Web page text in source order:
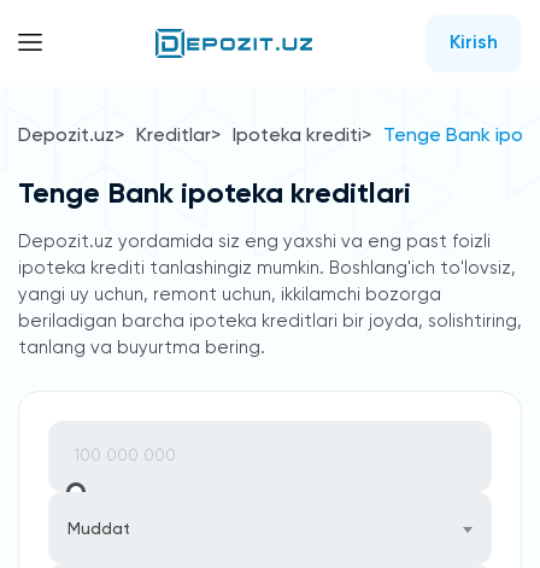
Kirish
Depozit.uz Kreditlar Ipoteka krediti Tenge Bank
Tenge Bank ipoteka kreditlari
Depozit.uz yordamida siz eng yaxshi va eng past foizli
ipoteka krediti tanlashingiz mumkin. Boshlang'ich to'lovsiz,
yangi uy uchun, remont uchun, ikkilamchi bozorga
beriladigan barcha ipoteka kreditlari bir joyda, solishtiring,
tanlang va buyurtma bering.
Muddat